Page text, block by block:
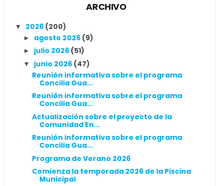
ARCHIVO
▼ 2026 (200)
► agosto 2026 (9)
► julio 2026 (51)
▼ junio 2026 (47)
Reunión informativa sobre el programa
Concilia Gua...
Reunión informativa sobre el programa
Concilia Gua...
Actualización sobre el proyecto de la
Comunidad En...
Reunión informativa sobre el programa
Concilia Gua...
Programa de Verano 2026
Comienza la temporada 2026 de la Piscina
Municipal